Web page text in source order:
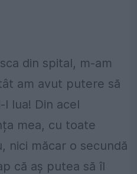
din spital, m-am
am avut putere să
l lua! Din acel
mea, cu toate
nici măcar o secundă
că aș putea să îl